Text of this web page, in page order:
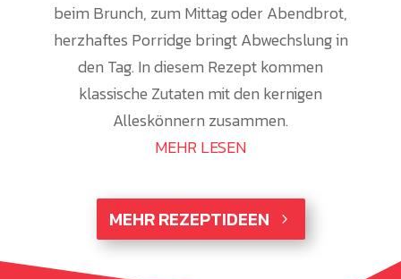
beim Brunch, zum Mittag oder Abendbrot,
herzhaftes Porridge bringt Abwechslung in
den Tag. In diesem Rezept kommen
klassische Zutaten mit den kernigen
Alleskönnern zusammen.
MEHR LESEN
MEHR REZEPTIDEEN